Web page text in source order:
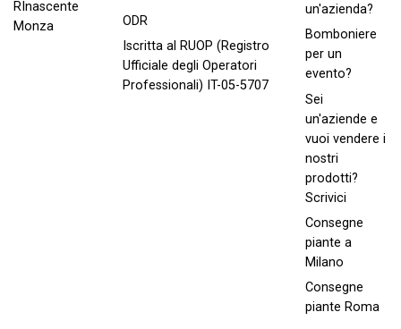
RInascente
Monza
ODR
Iscritta al RUOP (Registro
Ufficiale degli Operatori
Professionali) IT-05-5707
un'azienda?
Bomboniere
per un
evento?
Sei
un'aziende e
vuoi vendere i
nostri
prodotti?
Scrivici
Consegne
piante a
Milano
Consegne
piante Roma